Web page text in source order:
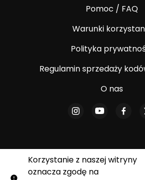
Korzystanie z naszej witryny
oznacza zgodę na
Pomoc / FAQ
Warunki
Polityka
Regulamin sprzedaży
O nas
© E-Kino Pod Baranami.
zastrzeżone.